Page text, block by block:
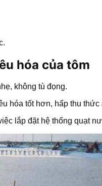
hóa của tôm
không tù đọng.
hóa tốt hơn, hấp thu
lắp đặt hệ thống quạt